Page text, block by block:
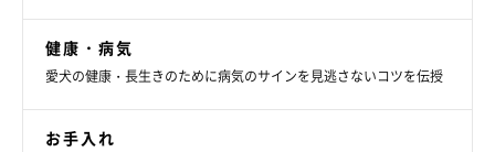
岡本先生：
「病気などの原因がなく食べたいアピールをする場合には、人の
ないから食べたい、というケースだと考えられます。
健康・病気
愛犬の健康・長生きのために病気のサインを見逃さないコツを伝授
お手入れ